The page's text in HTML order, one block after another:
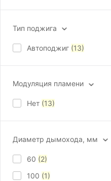
Тип поджига
Автоподжиг (13)
Модуляция пламени
Нет (13)
Диаметр дымохода, мм
60 (2)
100 (1)